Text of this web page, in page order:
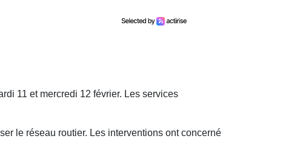
11 et mercredi 12 février. Les services
le réseau routier. Les interventions ont concerné